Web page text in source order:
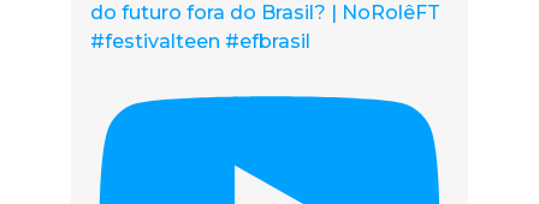
do futuro fora do Brasil? | NoRolêFT
#festivalteen #efbrasil